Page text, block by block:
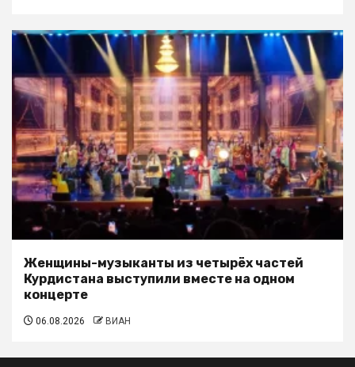
Женщины-музыканты из четырёх частей
Курдистана выступили вместе на одном
концерте
06.08.2026 ВИАН